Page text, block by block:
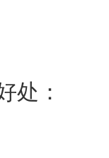
处：